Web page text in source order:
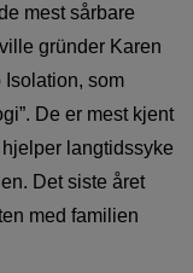
mest sårbare
gründer Karen
Isolation, som
De er mest kjent
langtidssyke
Det siste året
med familien